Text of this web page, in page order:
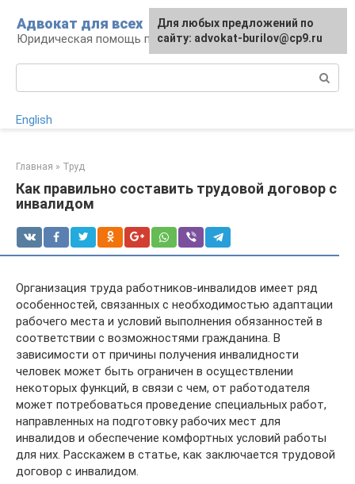
контенту
Адвокат для всех
Юридическая помощь по любому вопросу
English
Главная » Труд
Как правильно составить трудовой договор с
инвалидом
Организация труда работников-инвалидов имеет ряд
особенностей, связанных с необходимостью адаптации
рабочего места и условий выполнения обязанностей в
соответствии с возможностями гражданина. В
зависимости от причины получения инвалидности
человек может быть ограничен в осуществлении
некоторых функций, в связи с чем, от работодателя
может потребоваться проведение специальных работ,
направленных на подготовку рабочих мест для
инвалидов и обеспечение комфортных условий работы
для них. Расскажем в статье, как заключается трудовой
договор с инвалидом.
Для любых предложений по
сайту: advokat-burilov@cp9.ru